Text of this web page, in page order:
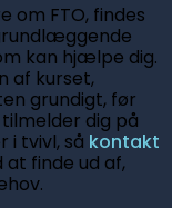
om FTO, findes
kan hjælpe dig.
af kurset,
grundigt, før
dig på
i tvivl, så kontakt
finde ud af,